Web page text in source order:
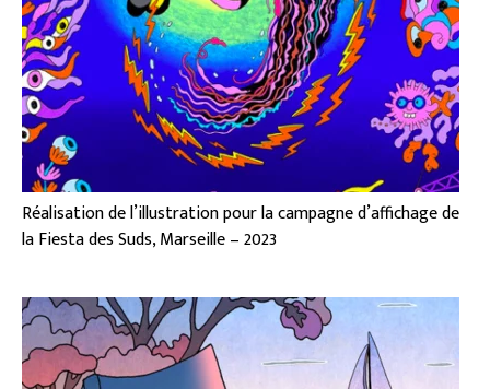
Réalisation de l’illustration pour la campagne d’affichage de
la Fiesta des Suds, Marseille – 2023